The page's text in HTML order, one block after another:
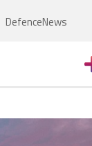
DefenceNews